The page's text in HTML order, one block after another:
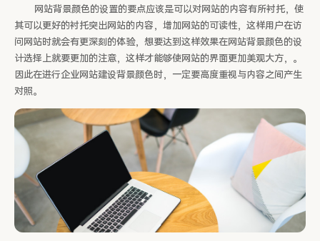
网站背景颜色的设置的要点应该是可以对网站的内容有所衬托，使
其可以更好的衬托突出网站的内容，增加网站的可读性，这样用户在访
问网站时就会有更深刻的体验，想要达到这样效果在网站背景颜色的设
计选择上就要更加的注意，这样才能够使网站的界面更加美观大方，。
因此在进行企业网站建设背景颜色时，一定要高度重视与内容之间产生
对照。